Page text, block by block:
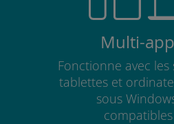
Multi-
Fonctionne avec
tablettes et
sous
compatibles